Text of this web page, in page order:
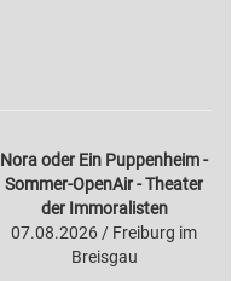
Nora oder Ein Puppenheim -
Sommer-OpenAir - Theater
der Immoralisten
07.08.2026 / Freiburg im
Breisgau